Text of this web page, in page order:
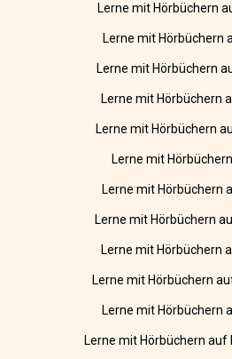
Lerne mit Hörbüchern
Lerne mit Hörbüchern
Lerne mit Hörbüchern
Lerne mit Hörbüchern
Lerne mit Hörbüchern
Lerne mit
Lerne mit Hörbüchern
Lerne mit Hörbüchern
Lerne mit Hörbüchern
Lerne mit Hörbüchern
Lerne mit Hörbüchern
Lerne mit Hörbüchern auf